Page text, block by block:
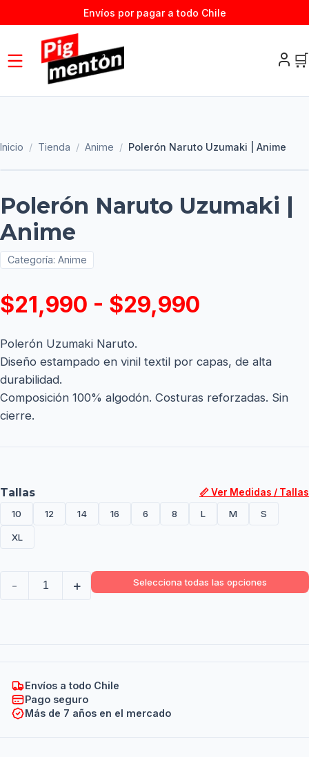
Envíos por pagar a todo Chile
🛒
Inicio / Tienda / Anime / Polerón Naruto Uzumaki | Anime
Polerón Naruto Uzumaki |
Anime
Categoría: Anime
$21,990 - $29,990
Polerón Uzumaki Naruto.
Diseño estampado en vinil textil por capas, de alta
durabilidad.
Composición 100% algodón. Costuras reforzadas. Sin
cierre.
Tallas
📏 Ver Medidas / Tallas
10
12 14 16 6 8 L M S
XL
- + Selecciona todas las opciones
Envíos a todo Chile
Pago seguro
Más de 7 años en el mercado